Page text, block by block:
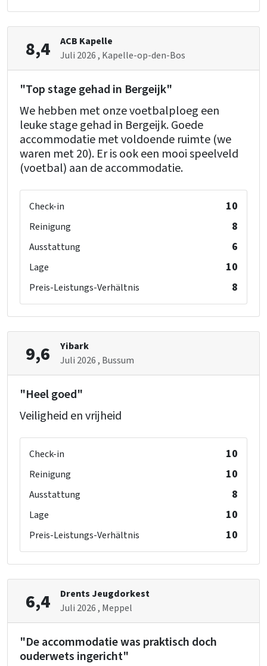
Backofen
Gefrierschrank
Mikrowelle
Schlafzimmer
Bett
Schlafzimmer : 10
Kissen
Rest
Fahrrad- und Mountainbike-Strecken
Wanderwege
Kinderstuhl
Laufstall: 0
8,4
ACB Kapelle
Juli 2026, Kapelle-op-den-Bos
"Top stage gehad in Bergeijk"
We hebben met onze voetbalploeg een
leuke stage gehad in Bergeijk. Goede
accommodatie met voldoende ruimte (we
waren met 20). Er is ook een mooi speelveld
(voetbal) aan de accommodatie.
Check-in 10
Reinigung 8
Ausstattung 6
Lage 10
Preis-Leistungs-Verhältnis 8
9,6
Yibark
Juli 2026, Bussum
"Heel goed"
Veiligheid en vrijheid
Check-in 10
Reinigung 10
Ausstattung 8
Lage 10
Preis-Leistungs-Verhältnis 10
6,4
Drents Jeugdorkest
Juli 2026, Meppel
"De accommodatie was praktisch doch
ouderwets ingericht"